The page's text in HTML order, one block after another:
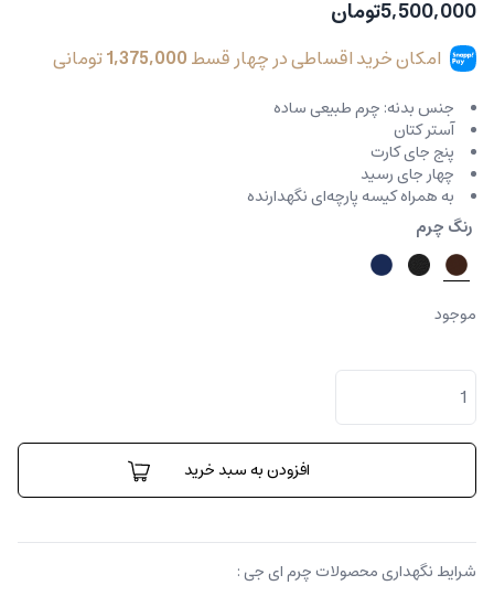
5,500,000تومان
امکان خرید اقساطی در چهار قسط1,375,000تومانی
جنس بدنه: چرم طبیعی ساده
آستر کتان
پنج جای کارت
چهار جای رسید
به همراه کیسه پارچه‌ای نگهدارنده
رنگ چرم
موجود
جا
کارتی
لورنزو
عدد
افزودن به سبد خرید
شرایط نگهداری محصولات چرم ای جی :